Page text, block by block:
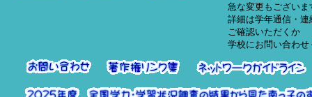
急な変更もございま
詳細は学年通信・連
ご確認いただくか
学校にお問い合わせ